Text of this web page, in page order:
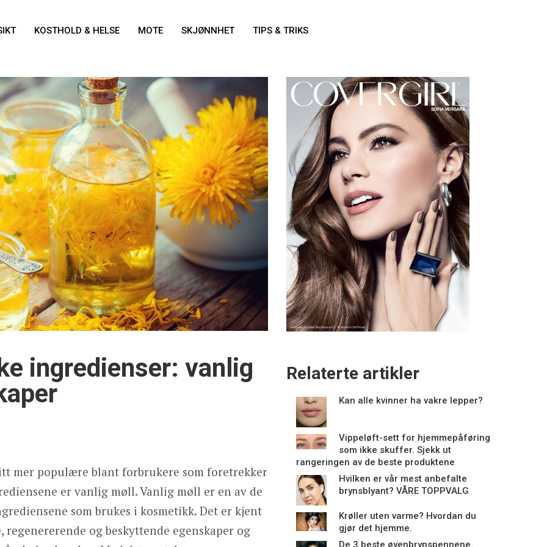
KOSTHOLD & HELSE MOTE SKJØNNHET TIPS & TRIKS
ingredienser: vanlig
mer populære blant forbrukere som foretrekker
er vanlig møll. Vanlig møll er en av de
som brukes i kosmetikk. Det er kjent
og beskyttende egenskaper og
Relaterte artikler
Kan alle kvinner ha vakre lepper?
Vippeløft-sett for hjemmepåføring
som ikke skuffer. Sjekk ut
rangeringen av de beste produktene
Hvilken er vår mest anbefalte
brynsblyant? VÅRE TOPPVALG
Krøller uten varme? Hvordan du
gjør det hjemme.
De 3 beste øyenbrynspennene.